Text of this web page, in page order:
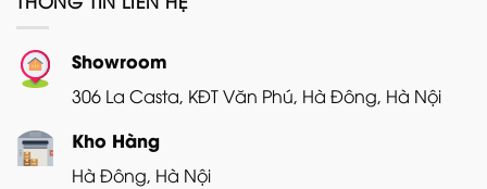
Showroom
306 La Casta, KĐT Văn Phú, Hà Đông, Hà Nội
Kho Hàng
Hà Đông, Hà Nội